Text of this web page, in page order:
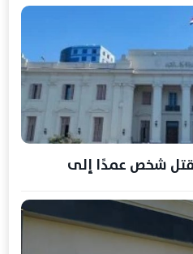
متهمين بقتل شخص عمدًا إلى